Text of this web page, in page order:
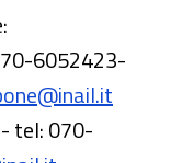
6052423-
tel: 070-